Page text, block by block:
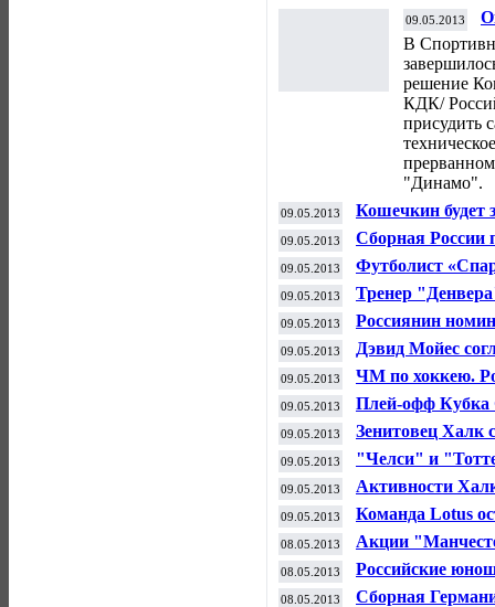
09.05.2013
В
решение
КДК/
присудить
"Динамо".
09.05.2013
Кошечкин будет
французами на
09.05.2013
Сборная России
рейтинге ФИФА
09.05.2013
Футболист
наказанием за
09.05.2013 Тренер
09.05.2013 Россиянин
09.05.2013 Дэвид Мойес
09.05.2013 ЧМ по хоккею.
09.05.2013
Плей-офф Кубка
"Рейнджерс"
09.05.2013
Зенитовец Халк
матча с "Анжи"
09.05.2013
"Челси" и
дерби
09.05.2013
Активности
финал КР
09.05.2013 Команда Lotus
08.05.2013
Акции
Фергюсона
08.05.2013
Российские
получили
08.05.2013
Сборная